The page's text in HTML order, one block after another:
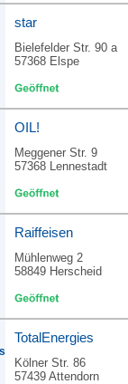
star
Bielefelder Str. 90 a
57368 Elspe
OIL!
Meggener Str. 9
57368 Lennestadt
Raiffeisen
Mühlenweg 2
58849 Herscheid
TotalEnergies
Kölner Str. 86
57439 Attendorn